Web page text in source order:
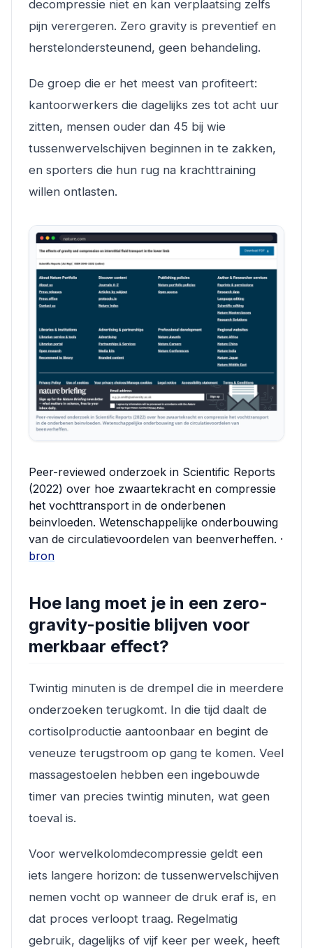
decompressie niet en kan verplaatsing zelfs
pijn verergeren. Zero gravity is preventief en
herstelondersteunend, geen behandeling.
De groep die er het meest van profiteert:
kantoorwerkers die dagelijks zes tot acht uur
zitten, mensen ouder dan 45 bij wie
tussenwervelschijven beginnen in te zakken,
en sporters die hun rug na krachttraining
willen ontlasten.
Peer-reviewed onderzoek in Scientific Reports
(2022) over hoe zwaartekracht en compressie
het vochttransport in de onderbenen
beinvloeden. Wetenschappelijke onderbouwing
van de circulatievoordelen van beenverheffen. ·
bron
Hoe lang moet je in een zero-
gravity-positie blijven voor
merkbaar effect?
Twintig minuten is de drempel die in meerdere
onderzoeken terugkomt. In die tijd daalt de
cortisolproductie aantoonbaar en begint de
veneuze terugstroom op gang te komen. Veel
massagestoelen hebben een ingebouwde
timer van precies twintig minuten, wat geen
toeval is.
Voor wervelkolomdecompressie geldt een
iets langere horizon: de tussenwervelschijven
nemen vocht op wanneer de druk eraf is, en
dat proces verloopt traag. Regelmatig
gebruik, dagelijks of vijf keer per week, heeft